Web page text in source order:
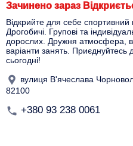
Зачинено зараз
Відкрийте для себе
Дрогобичі. Групові та
дорослих. Дружня атмосфера,
варіанти занять.
сьогодні!
вулиця В'ячеслава
82100
+380 93 238 0061